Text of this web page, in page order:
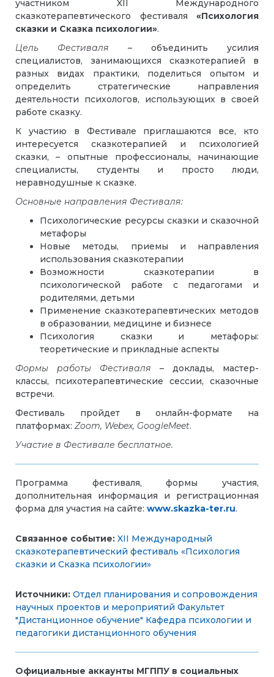
участником XII Международного
сказкотерапевтического фестиваля «Психология
сказки и Сказка психологии».
Цель Фестиваля – объединить усилия
специалистов, занимающихся сказкотерапией в
разных видах практики, поделиться опытом и
определить стратегические направления
деятельности психологов, использующих в своей
работе сказку.
К участию в Фестивале приглашаются все, кто
интересуется сказкотерапией и психологией
сказки, – опытные профессионалы, начинающие
специалисты, студенты и просто люди,
неравнодушные к сказке.
Основные направления Фестиваля:
Психологические ресурсы сказки и сказочной
метафоры
Новые методы, приемы и направления
использования сказкотерапии
Возможности сказкотерапии в
психологической работе с педагогами и
родителями, детьми
Применение сказкотерапевтических методов
в образовании, медицине и бизнесе
Психология сказки и метафоры:
теоретические и прикладные аспекты
Формы работы Фестиваля – доклады, мастер-
классы, психотерапевтические сессии, сказочные
встречи.
Фестиваль пройдет в онлайн-формате на
платформах: Zoom, Webex, GoogleMeet.
Участие в Фестивале бесплатное.
Программа фестиваля, формы участия,
дополнительная информация и регистрационная
форма для участия на сайте: www.skazka-ter.ru.
Связанное событие: XII Международный
сказкотерапевтический фестиваль «Психология
сказки и Сказка психологии»
Источники: Отдел планирования и сопровождения
научных проектов и мероприятий Факультет
"Дистанционное обучение" Кафедра психологии и
педагогики дистанционного обучения
Официальные аккаунты МГППУ в социальных